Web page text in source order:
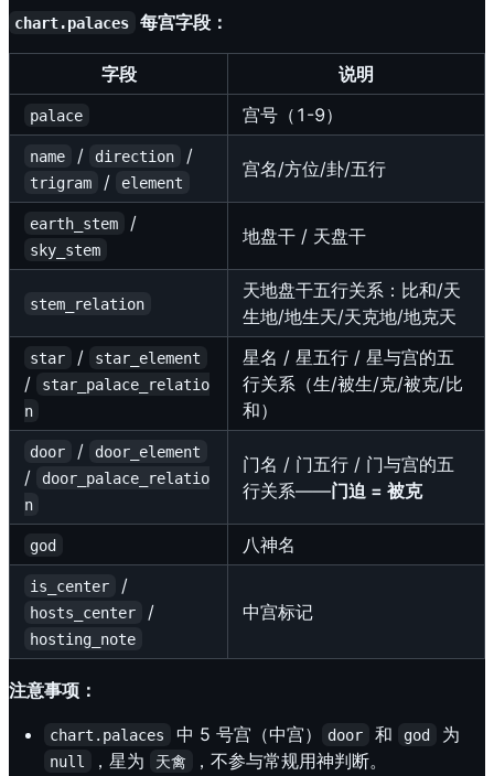
chart.palaces 每宫字段：
字段 说明
palace 宫号（1-9）
name / direction /
trigram / element
宫名/方位/卦/五行
earth_stem /
sky_stem
地盘干 / 天盘干
stem_relation
天地盘干五行关系：比和/天
生地/地生天/天克地/地克天
star / star_element
/
star_palace_relatio
n
星名 / 星五行 / 星与宫的五
行关系（生/被生/克/被克/比
和）
door / door_element
/
door_palace_relatio
n
门名 / 门五行 / 门与宫的五
行关系——门迫 = 被克
god 八神名
is_center /
hosts_center /
hosting_note
中宫标记
注意事项：
chart.palaces 中 5 号宫（中宫） door 和 god 为
null ，星为 天禽
，不参与常规用神判断。